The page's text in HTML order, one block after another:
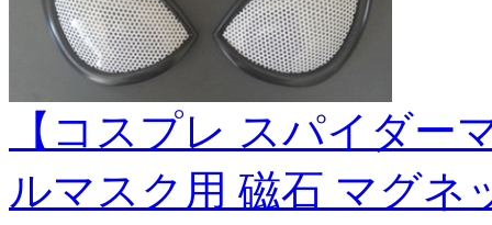
【コスプレ スパイダ
ルマスク用 磁石 マグネ